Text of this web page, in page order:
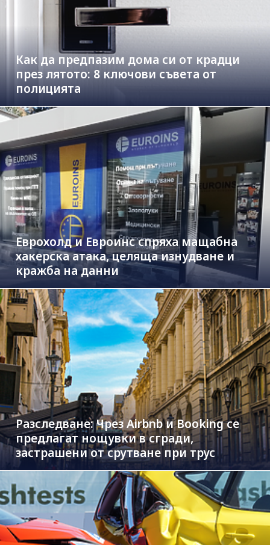
Как да предпазим дома си от крадци
през лятото: 8 ключови съвета от
полицията
Еврохолд и Евроинс спряха мащабна
хакерска атака, целяща изнудване и
кражба на данни
Разследване: Чрез Airbnb и Booking се
предлагат нощувки в сгради,
застрашени от срутване при трус